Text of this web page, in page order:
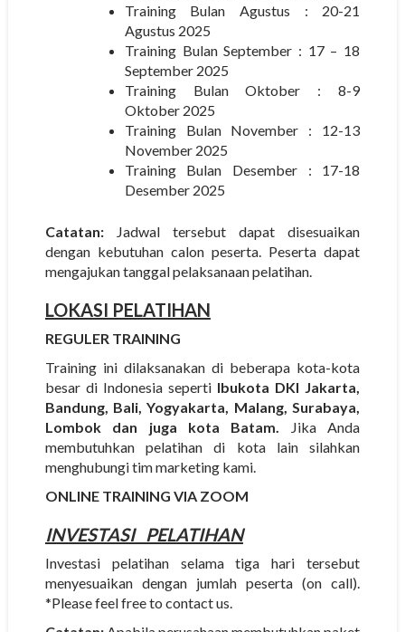
Training Bulan Agustus : 20-21
Agustus 2025
Training Bulan September : 17 – 18
September 2025
Training Bulan Oktober : 8-9
Oktober 2025
Training Bulan November : 12-13
November 2025
Training Bulan Desember : 17-18
Desember 2025
Catatan:Jadwal tersebut dapat disesuaikan
dengan kebutuhan calon peserta. Peserta dapat
mengajukan tanggal pelaksanaan pelatihan.
LOKASI PELATIHAN
REGULER TRAINING
Training ini dilaksanakan di beberapa kota-kota
besar di Indonesia seperti Ibukota DKI Jakarta,
Bandung, Bali, Yogyakarta, Malang, Surabaya,
Lombok dan juga kota Batam. Jika Anda
membutuhkan pelatihan di kota lain silahkan
menghubungi tim marketing kami.
ONLINE TRAINING VIA ZOOM
INVESTASIPELATIHAN
Investasi pelatihan selama tiga hari tersebut
menyesuaikan dengan jumlah peserta (on call).
*Please feel free to contact us.